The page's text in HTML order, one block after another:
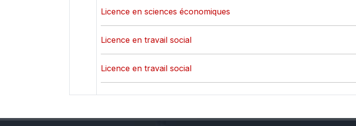
Licence en sciences économiques
Licence en travail social
Licence en travail social